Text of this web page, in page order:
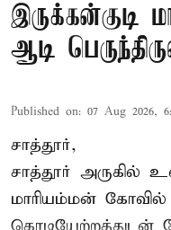
இருக்கன்குடி
ஆடி
Published on: 07 Aug 2026,
சாத்தூர்,
சாத்தூர் அருகில்
மாரியம்மன் கோவில்
கொடியேற்றத்துடன்